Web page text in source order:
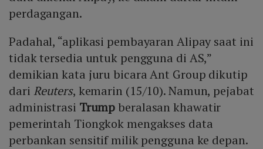
perdagangan.
Padahal, “aplikasi pembayaran Alipay saat ini
tidak tersedia untuk pengguna di AS,”
demikian kata juru bicara Ant Group dikutip
dari Reuters, kemarin (15/10). Namun, pejabat
administrasi Trumpberalasan khawatir
pemerintah Tiongkok mengakses data
perbankan sensitif milik pengguna ke depan.